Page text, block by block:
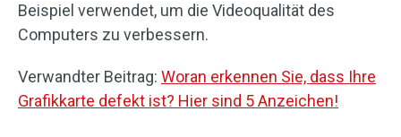
Beispiel verwendet, um die Videoqualität des
Computers zu verbessern.
Verwandter Beitrag: Woran erkennen Sie, dass Ihre
Grafikkarte defekt ist? Hier sind 5 Anzeichen!